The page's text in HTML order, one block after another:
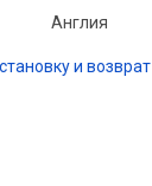
Англия
и возврат